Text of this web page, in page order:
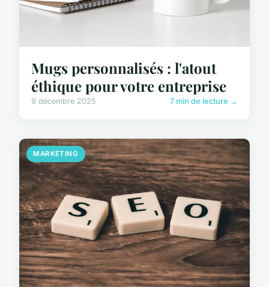
Mugs personnalisés : l'atout
éthique pour votre entreprise
9 décembre 2025 7 min de lecture →
MARKETING